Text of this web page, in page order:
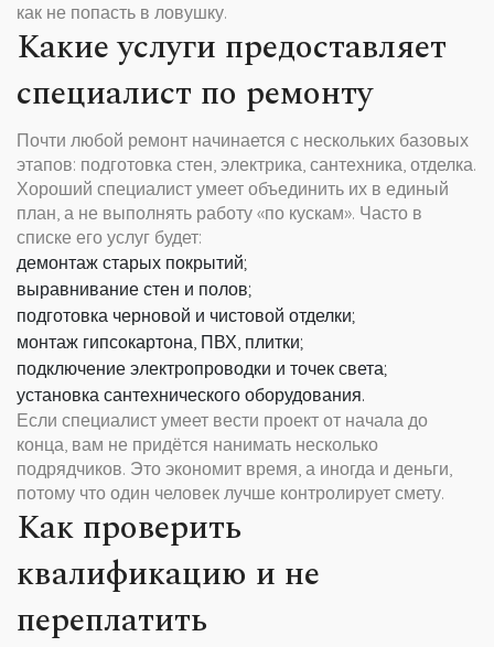
как не попасть в ловушку.
Какие услуги предоставляет
специалист по ремонту
Почти любой ремонт начинается с нескольких базовых
этапов: подготовка стен, электрика, сантехника, отделка.
Хороший специалист умеет объединить их в единый
план, а не выполнять работу «по кускам». Часто в
списке его услуг будет:
демонтаж старых покрытий;
выравнивание стен и полов;
подготовка черновой и чистовой отделки;
монтаж гипсокартона, ПВХ, плитки;
подключение электропроводки и точек света;
установка сантехнического оборудования.
Если специалист умеет вести проект от начала до
конца, вам не придётся нанимать несколько
подрядчиков. Это экономит время, а иногда и деньги,
потому что один человек лучше контролирует смету.
Как проверить
квалификацию и не
переплатить